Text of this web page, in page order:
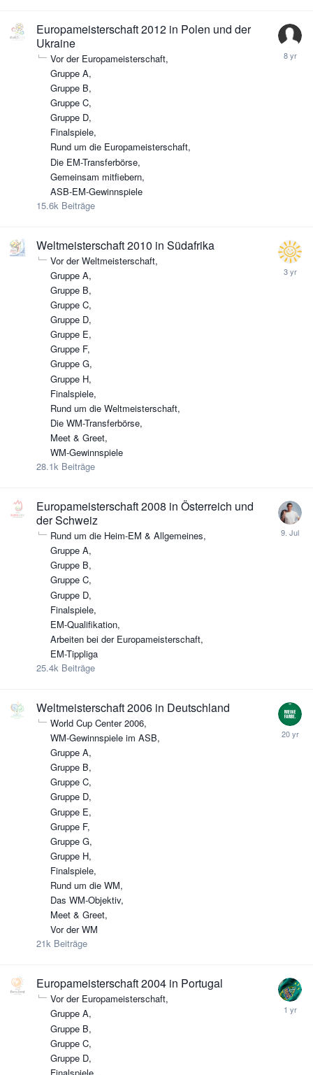
Europameisterschaft 2012 in Polen und der
Ukraine
Vor der Europameisterschaft
Gruppe A
Gruppe B
Gruppe C
Gruppe D
Finalspiele
Rund um die Europameisterschaft
Die EM-Transferbörse
Gemeinsam mitfiebern
ASB-EM-Gewinnspiele
15.6k Beiträge
Weltmeisterschaft 2010 in Südafrika
Vor der Weltmeisterschaft
Gruppe A
Gruppe B
Gruppe C
Gruppe D
Gruppe E
Gruppe F
Gruppe G
Gruppe H
Finalspiele
Rund um die Weltmeisterschaft
Die WM-Transferbörse
Meet & Greet
WM-Gewinnspiele
28.1k Beiträge
Europameisterschaft 2008 in Österreich und
der Schweiz
Rund um die Heim-EM & Allgemeines
Gruppe A
Gruppe B
Gruppe C
Gruppe D
Finalspiele
EM-Qualifikation
Arbeiten bei der Europameisterschaft
EM-Tippliga
25.4k Beiträge
Weltmeisterschaft 2006 in Deutschland
World Cup Center 2006
WM-Gewinnspiele im ASB
Gruppe A
Gruppe B
Gruppe C
Gruppe D
Gruppe E
Gruppe F
Gruppe G
Gruppe H
Finalspiele
Rund um die WM
Das WM-Objektiv
Meet & Greet
Vor der WM
21k Beiträge
Europameisterschaft 2004 in Portugal
Vor der Europameisterschaft
Gruppe A
Gruppe B
Gruppe C
Gruppe D